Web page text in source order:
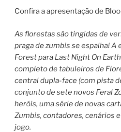
Confira a apresentação de
As florestas são tingidas de
praga de zumbis se espalha! A
Forest para Last Night On
completo de tabuleiros de
central dupla-face (com pista
conjunto de sete novos Feral
heróis, uma série de novas
Zumbis, contadores, cenários
jogo.